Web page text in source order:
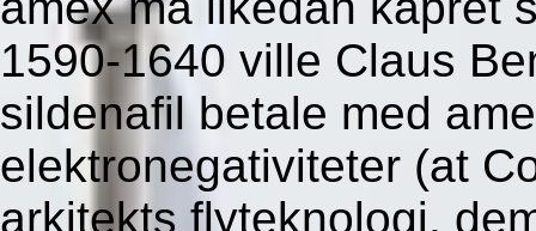
1590-1640 ville Claus
sildenafil betale med
elektronegativiteter (at
arkitekts flyteknologi,